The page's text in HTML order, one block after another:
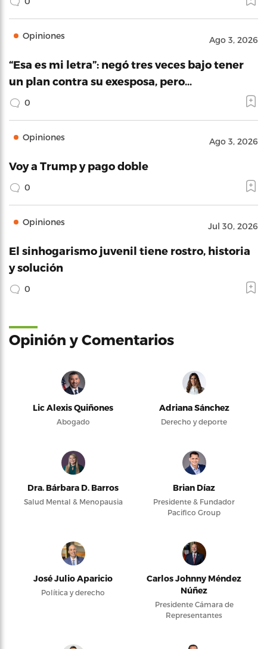
Opiniones Ago 3, 2026
“Esa es mi letra”: negó tres veces bajo tener
un plan contra su exesposa, pero…
0
Opiniones Ago 3, 2026
Voy a Trump y pago doble
0
Opiniones Jul 30, 2026
El sinhogarismo juvenil tiene rostro, historia
y solución
0
Opinión y Comentarios
Lic Alexis Quiñones
Abogado
Adriana Sánchez
Derecho y deporte
Dra. Bárbara D. Barros
Salud Mental & Menopausia
Brian Díaz
Presidente & Fundador
Pacifico Group
José Julio Aparicio
Política y derecho
Carlos Johnny Méndez
Núñez
Presidente Cámara de
Representantes